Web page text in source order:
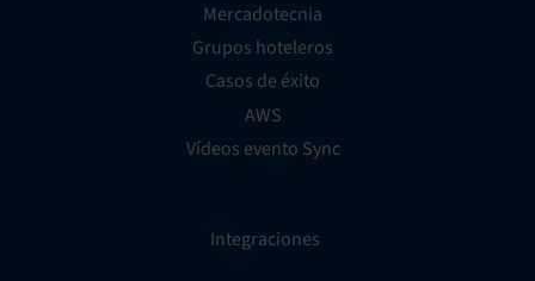
Mercadotecnia
Grupos hoteleros
Casos de éxito
AWS
Vídeos evento Sync
Integraciones